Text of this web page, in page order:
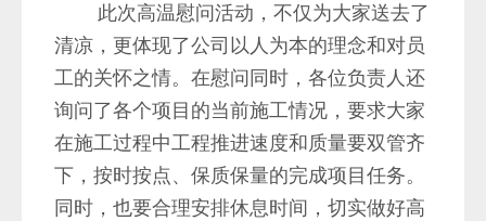
此次高温慰问活动，不仅为大家送去了
清凉，更体现了公司以人为本的理念和对员
工的关怀之情。在慰问同时，各位负责人还
询问了各个项目的当前施工情况，要求大家
在施工过程中工程推进速度和质量要双管齐
下，按时按点、保质保量的完成项目任务。
同时，也要合理安排休息时间，切实做好高